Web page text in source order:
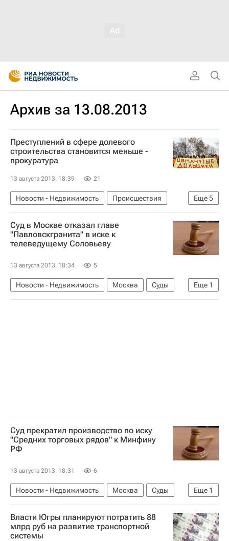
Архив за 13.08.2013
Преступлений в сфере долевого
строительства становится меньше -
прокуратура
13 августа 2013, 18:39 21
Еще5
Новости - Недвижимость
Происшествия
Дольщики
Обманутые дольщики в России
Жилье
Генеральная прокуратура РФ
Россия
Суд в Москве отказал главе
"Павловскгранита" в иске к
телеведущему Соловьеву
13 августа 2013, 18:34 5
Еще 1
Новости - Недвижимость Москва
Суды
Россия
Суд прекратил производство по иску
"Средних торговых рядов" к Минфину
РФ
13 августа 2013, 18:31 6
Еще 1
Новости - Недвижимость Москва
Суды
Россия
Власти Югры планируют потратить 88
млрд руб на развитие транспортной
системы